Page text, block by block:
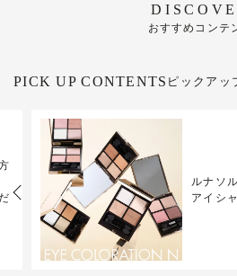
おすすめコンテ
PICK UP CONTENTS ピックアッ
Previous
ルナソ
アイシ